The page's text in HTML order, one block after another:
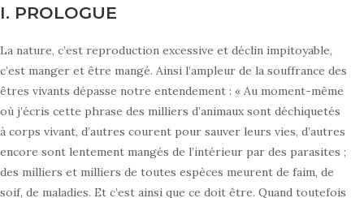
I. PROLOGUE
La nature, c’est reproduction excessive et déclin impitoyable,
c’est manger et être mangé. Ainsi l’ampleur de la souffrance des
êtres vivants dépasse notre entendement : « Au moment-même
où j’écris cette phrase des milliers d’animaux sont déchiquetés
à corps vivant, d’autres courent pour sauver leurs vies, d’autres
encore sont lentement mangés de l’intérieur par des parasites ;
des milliers et milliers de toutes espèces meurent de faim, de
soif, de maladies. Et c’est ainsi que ce doit être. Quand toutefois